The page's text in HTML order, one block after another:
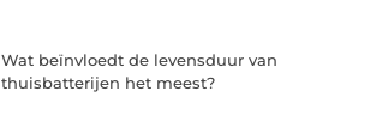
Wat beïnvloedt de levensduur van
thuisbatterijen het meest?